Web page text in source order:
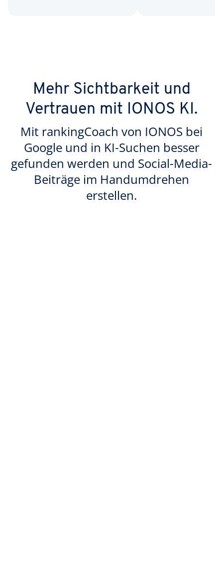
Mehr Sichtbarkeit und
Vertrauen mit IONOS KI.
Mit rankingCoach von IONOS bei
Google und in KI-Suchen besser
gefunden werden und Social-Media-
Beiträge im Handumdrehen
erstellen.